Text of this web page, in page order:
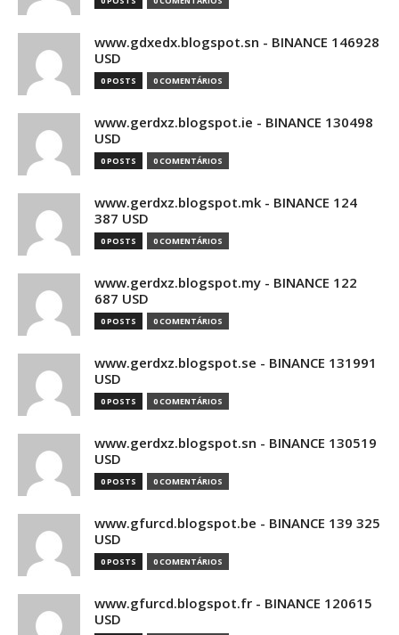
www.gdxedx.blogspot.sn - BINANCE 146928
USD
0 POSTS 0 COMENTÁRIOS
www.gerdxz.blogspot.ie - BINANCE 130498
USD
0 POSTS 0 COMENTÁRIOS
www.gerdxz.blogspot.mk - BINANCE 124
387 USD
0 POSTS 0 COMENTÁRIOS
www.gerdxz.blogspot.my - BINANCE 122
687 USD
0 POSTS 0 COMENTÁRIOS
www.gerdxz.blogspot.se - BINANCE 131991
USD
0 POSTS 0 COMENTÁRIOS
www.gerdxz.blogspot.sn - BINANCE 130519
USD
0 POSTS 0 COMENTÁRIOS
www.gfurcd.blogspot.be - BINANCE 139 325
USD
0 POSTS 0 COMENTÁRIOS
www.gfurcd.blogspot.fr - BINANCE 120615
USD